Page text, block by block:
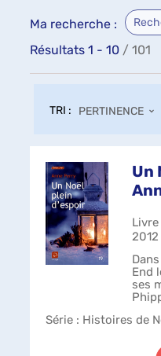
Ma recherche :
Résultats 1 - 10 / 101
TRI : PERTINENCE
Un
Livre
2012
End
ses
Série : Histoires de